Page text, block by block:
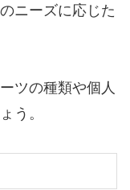
ニーズに応じた
ツの種類や個人
う。